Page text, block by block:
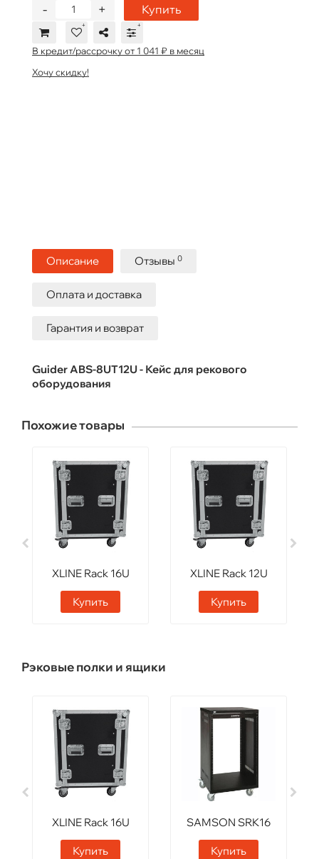
+
- Купить
В кредит/рассрочку от 1 041 ₽ в месяц
Хочу скидку!
Описание Отзывы 0
Оплата и доставка
Гарантия и возврат
Guider ABS-8UT12U - Кейс для рекового
оборудования
Похожие товары
XLINE Rack 16U
Купить
XLINE Rack 12U
Купить
Рэковые полки и ящики
XLINE Rack 16U
Купить
SAMSON SRK16
Купить